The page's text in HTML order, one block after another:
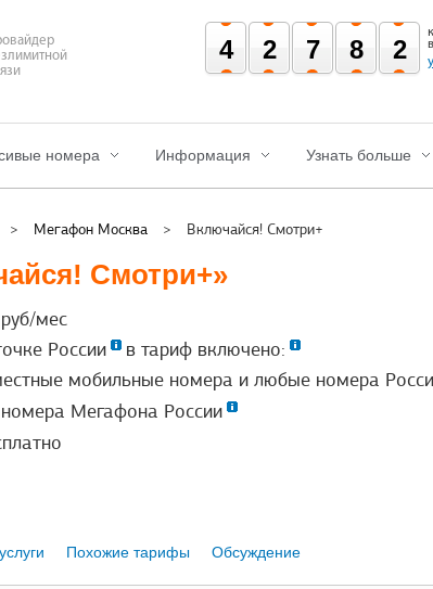
номера Информация Узнать больше
> Мегафон Москва > Включайся! Смотри+
Смотри+»
руб/мес
России
в тариф включено:
мобильные номера и любые номера
Мегафона России
Похожие тарифы Обсуждение